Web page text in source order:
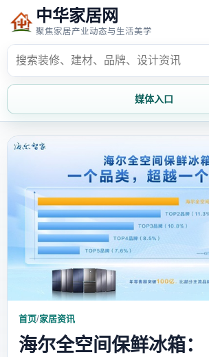
中华家居网
聚焦家居产业动态与生活美学
媒体入口
首页
家居欣赏
时尚饰家
家具知识 家居文化
家装攻略
首页/家居资讯
海尔全空间保鲜冰箱：